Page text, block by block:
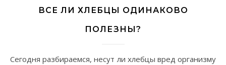
ВСЕ ЛИ ХЛЕБЦЫ ОДИНАКОВО
ПОЛЕЗНЫ?
Сегодня разбираемся, несут ли хлебцы вред организму